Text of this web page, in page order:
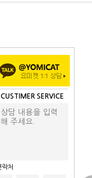
CUSTIMER SERVICE
락처